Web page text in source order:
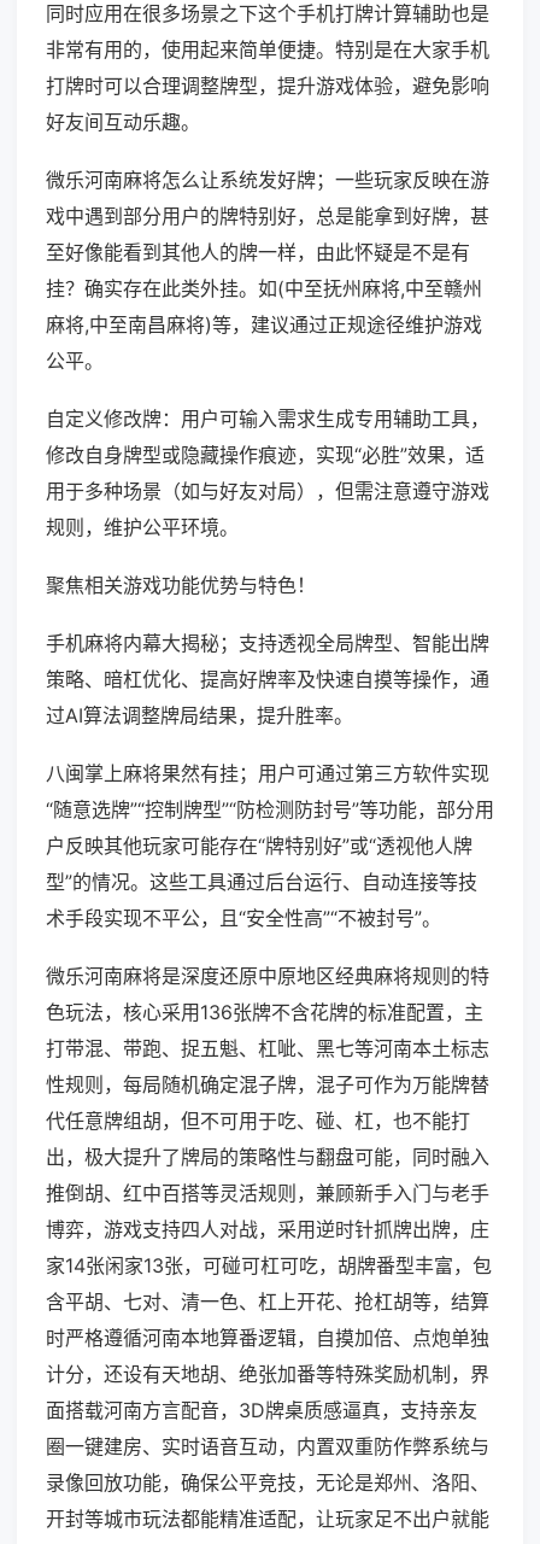
同时应用在很多场景之下这个手机打牌计算辅助也是
非常有用的，使用起来简单便捷。特别是在大家手机
打牌时可以合理调整牌型，提升游戏体验，避免影响
好友间互动乐趣。
微乐河南麻将怎么让系统发好牌；一些玩家反映在游
戏中遇到部分用户的牌特别好，总是能拿到好牌，甚
至好像能看到其他人的牌一样，由此怀疑是不是有
挂？确实存在此类外挂。如(中至抚州麻将,中至赣州
麻将,中至南昌麻将)等，建议通过正规途径维护游戏
公平。
自定义修改牌：用户可输入需求生成专用辅助工具，
修改自身牌型或隐藏操作痕迹，实现“必胜”效果，适
用于多种场景（如与好友对局），但需注意遵守游戏
规则，维护公平环境。
聚焦相关游戏功能优势与特色！
手机麻将内幕大揭秘；支持透视全局牌型、智能出牌
策略、暗杠优化、提高好牌率及快速自摸等操作，通
过AI算法调整牌局结果，提升胜率。
八闽掌上麻将果然有挂；用户可通过第三方软件实现
“随意选牌”“控制牌型”“防检测防封号”等功能，部分用
户反映其他玩家可能存在“牌特别好”或“透视他人牌
型”的情况。这些工具通过后台运行、自动连接等技
术手段实现不平公，且“安全性高”“不被封号”。
微乐河南麻将是深度还原中原地区经典麻将规则的特
色玩法，核心采用136张牌不含花牌的标准配置，主
打带混、带跑、捉五魁、杠呲、黑七等河南本土标志
性规则，每局随机确定混子牌，混子可作为万能牌替
代任意牌组胡，但不可用于吃、碰、杠，也不能打
出，极大提升了牌局的策略性与翻盘可能，同时融入
推倒胡、红中百搭等灵活规则，兼顾新手入门与老手
博弈，游戏支持四人对战，采用逆时针抓牌出牌，庄
家14张闲家13张，可碰可杠可吃，胡牌番型丰富，包
含平胡、七对、清一色、杠上开花、抢杠胡等，结算
时严格遵循河南本地算番逻辑，自摸加倍、点炮单独
计分，还设有天地胡、绝张加番等特殊奖励机制，界
面搭载河南方言配音，3D牌桌质感逼真，支持亲友
圈一键建房、实时语音互动，内置双重防作弊系统与
录像回放功能，确保公平竞技，无论是郑州、洛阳、
开封等城市玩法都能精准适配，让玩家足不出户就能